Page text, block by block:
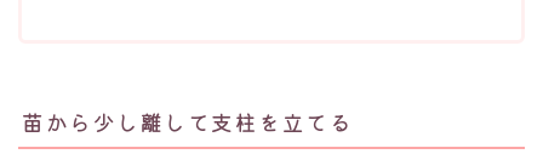
苗から少し離して支柱を立てる